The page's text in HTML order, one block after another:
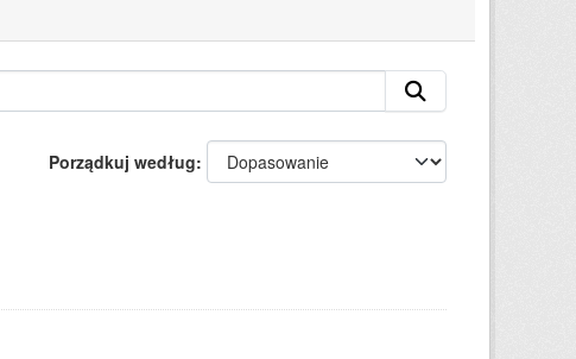
Porządkuj według